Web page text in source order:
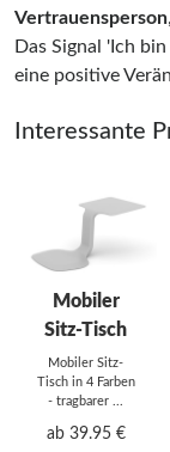
Vertrauensperson
Das Signal 'Ich
eine positive
Interessante
Mobiler
Sitz-Tisch
Mobiler Sitz-
Tisch in 4 Farben
- tragbarer ...
ab 39.95 €